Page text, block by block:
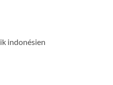
indonésien